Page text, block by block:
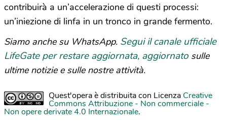
contribuirà a un’accelerazione di questi processi:
un’iniezione di linfa in un tronco in grande fermento.
Siamo anche su WhatsApp. Segui il canale ufficiale
LifeGate per restare aggiornata, aggiornato sulle
ultime notizie e sulle nostre attività.
Quest'opera è distribuita con Licenza Creative
Commons Attribuzione - Non commerciale -
Non opere derivate 4.0 Internazionale.